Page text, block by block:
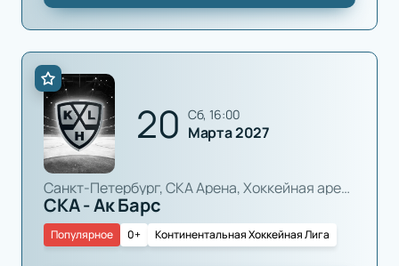
20 сб, 16:00
Марта 2027
Санкт-Петербург, СКА Арена, Хоккейная арена
СКА - Ак Барс
0+ Континентальная Хоккейная Лига
Популярное